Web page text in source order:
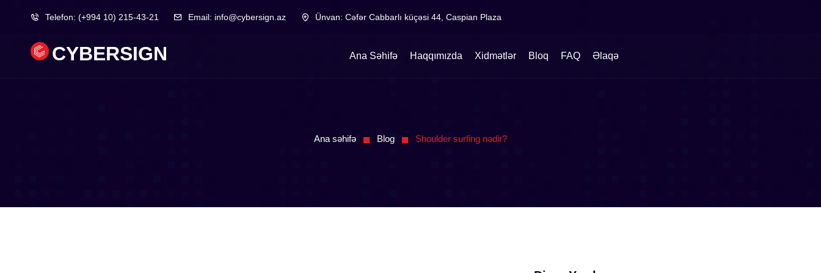
Telefon: (+994 10) 215-43-21 Email: info@cybersign.az Ünvan: Cəfər Cabbarlı küçəsi 44, Caspian Plaza
CYBERSIGN Ana Səhifə Haqqımızda Xidmətlər Bloq FAQ Əlaqə
Ana səhifə Blog Shoulder surfing nədir?